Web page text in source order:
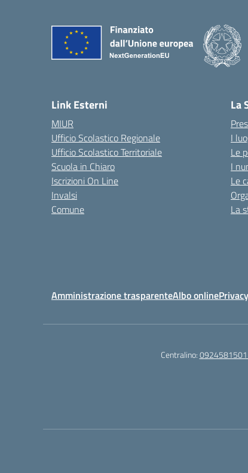
Link Esterni
MIUR
Ufficio Scolastico Regionale
Ufficio Scolastico Territoriale
Scuola in Chiaro
Iscrizioni On Line
Invalsi
Comune
La
I
Le
I
Le
La
Amministrazione trasparenteAlbo online
Centralino: